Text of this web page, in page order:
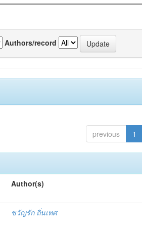
Authors/record
previous 1
Author(s)
ขวัญรัก ถิ่นเทศ